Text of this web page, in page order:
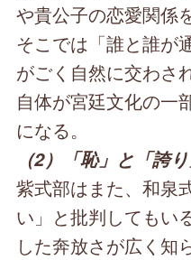
や貴公子の恋愛関係
そこでは「誰と誰が
がごく自然に交わさ
自体が宮廷文化の一
になる。
（2）「恥」と「誇
紫式部はまた、和泉
い」と批判してもい
した奔放さが広く知